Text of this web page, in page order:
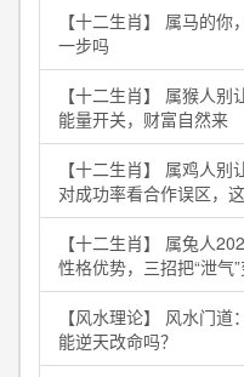
【十二生肖】 属马的
一步吗
【十二生肖】 属猴人
能量开关，财富自然来
【十二生肖】 属鸡人
对成功率看合作误区，
【十二生肖】 属兔人
性格优势，三招把“泄气”
【风水理论】 风水门道
能逆天改命吗？